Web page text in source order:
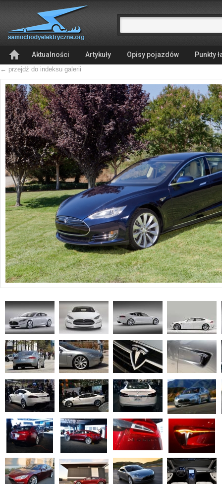
Aktualności Artykuły Opisy pojazdów Punkty
← przejdź do indeksu galerii